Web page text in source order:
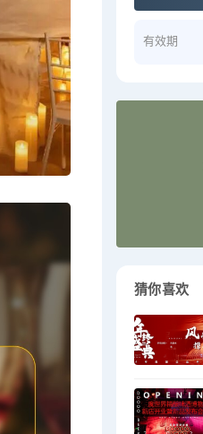
有效期
猜你喜欢